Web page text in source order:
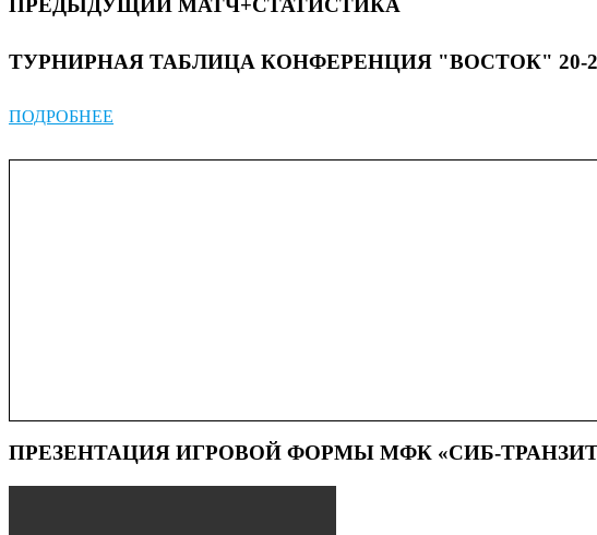
ПРЕДЫДУЩИЙ МАТЧ+СТАТИСТИКА
ТУРНИРНАЯ ТАБЛИЦА КОНФЕРЕНЦИЯ "ВОСТОК" 20-
ПОДРОБНЕЕ
ПРЕЗЕНТАЦИЯ ИГРОВОЙ ФОРМЫ МФК «СИБ-ТРАНЗИТ»